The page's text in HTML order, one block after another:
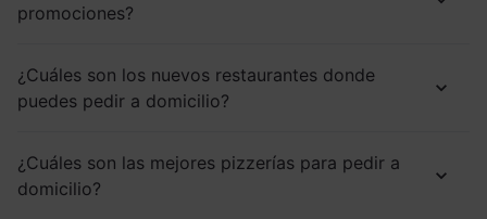
promociones?
¿Cuáles son los nuevos restaurantes donde
puedes pedir a domicilio?
¿Cuáles son las mejores pizzerías para pedir a
domicilio?